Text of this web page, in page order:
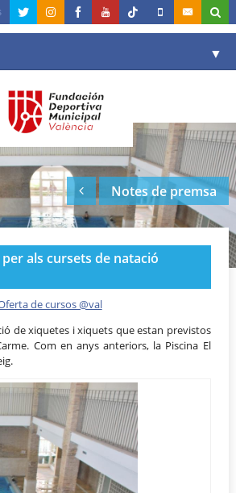
▼
▼
▼
Notes de premsa
als cursets de natació
de cursos @val
de xiquetes i xiquets que estan previstos
Com en anys anteriors, la Piscina El